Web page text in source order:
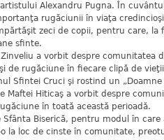
Alexandru Pugna. În
rugăciunii în viaţa
zeci de copii, pentru care, la
sfinte.
a vorbit despre comunitatea
de rugăciune în fiecare clipă de
Sfintei Cruci şi rostind un „Doamne
Maftei Hiticaş a vorbit despre
în toată această perioadă.
Biserică, pentru modul în
la loc de cinste în comunitate,